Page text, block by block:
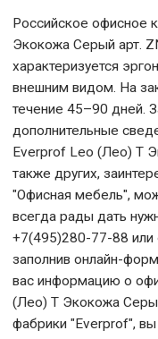
Российское офисное
Экокожа Серый арт.
характеризуется
внешним видом. На
течение 45–90 дней.
дополнительные
Everprof Leo (Лео) Т
также других,
"Офисная мебель",
всегда рады дать
+7(495)280-77-88 или
заполнив онлайн-
вас информацию о
(Лео) Т Экокожа
фабрики "Everprof",